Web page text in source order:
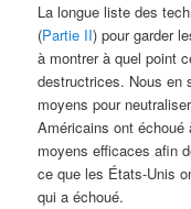
La longue liste des
(Partie II) pour garder
à montrer à quel point
destructrices. Nous en
moyens pour
Américains ont
moyens efficaces afin
ce que les États-Unis
qui a échoué.